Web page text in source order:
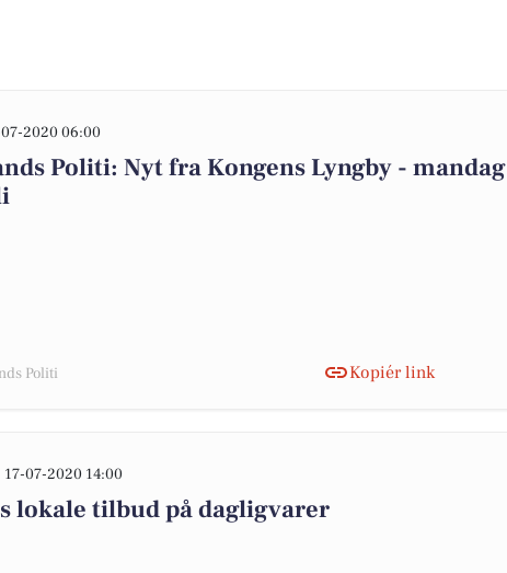
2020 06:00
Politi: Nyt fra Kongens Lyngby - mandag
Politi Kopiér link
17-07-2020 14:00
lokale tilbud på dagligvarer